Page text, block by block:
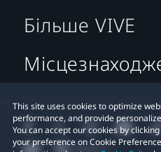
This site uses cookies to optimize
performance, and provide
You can accept our cookies by
your preference on Cookie
Більше VIVE